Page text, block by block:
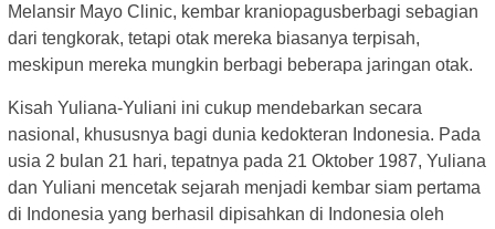
Melansir Mayo Clinic, kembar kraniopagusberbagi sebagian
dari tengkorak, tetapi otak mereka biasanya terpisah,
meskipun mereka mungkin berbagi beberapa jaringan otak.
Kisah Yuliana-Yuliani ini cukup mendebarkan secara
nasional, khususnya bagi dunia kedokteran Indonesia. Pada
usia 2 bulan 21 hari, tepatnya pada 21 Oktober 1987, Yuliana
dan Yuliani mencetak sejarah menjadi kembar siam pertama
di Indonesia yang berhasil dipisahkan di Indonesia oleh